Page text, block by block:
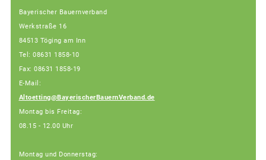
Bayerischer Bauernverband
Werkstraße 16
84513 Töging am Inn
Tel: 08631 1858-10
Fax: 08631 1858-19
E-Mail:
Altoetting@BayerischerBauernVerband.de
Montag bis Freitag:
08.15 - 12.00 Uhr
Montag und Donnerstag: